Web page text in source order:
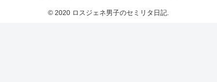
© 2020 ロスジェネ男子のセミリタ日記.